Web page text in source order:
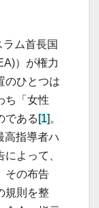
ム首長国
）が権力
のひとつは
ち「女性
である [1] 。
高指導者ハ
よって、
その布告
規則を整